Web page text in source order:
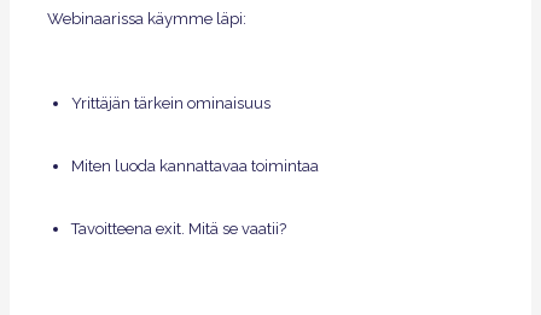
Webinaarissa käymme läpi:
Yrittäjän tärkein ominaisuus
Miten luoda kannattavaa toimintaa
Tavoitteena exit. Mitä se vaatii?